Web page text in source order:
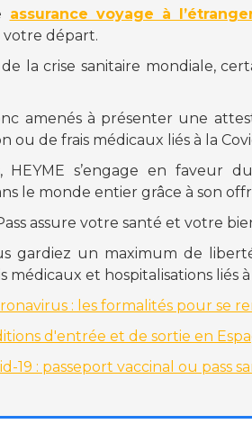
assurance voyage à
départ.
la crise sanitaire mondiale,
amenés à présenter une
ou de frais médicaux liés à la
HEYME s’engage en faveur
le monde entier grâce à son
assure votre santé et votre
gardiez un maximum de
médicaux et hospitalisations liés à
: les formalités pour se
d'entrée et de sortie en
19 : passeport vaccinal ou pass